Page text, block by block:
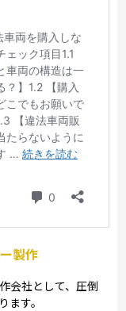
製作
会社として、圧倒
す。